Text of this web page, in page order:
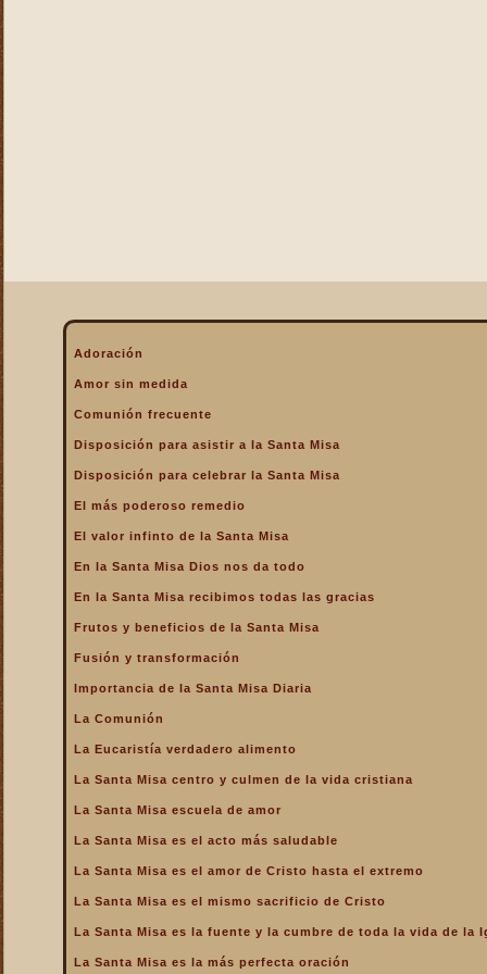
Encarnación
La Eucaristía y la Pasión
La Santa Misa a la hora de
La Santa Misa alcanza el
mayor mérito
La Santa Misa aumenta la
gloria a todos los santos
culmen de la vida cristiana
La Santa Misa centro y raíz
más saludable
La Santa Misa es el amor
compendio de todo lo
bueno que hay en la Iglesia
La Santa Misa es el mismo
y la cumbre de toda la vida
Adoración
Amor sin medida
Comunión frecuente
Disposición para asistir a la Santa Misa
Disposición para celebrar la Santa Misa
El más poderoso remedio
El valor infinto de la Santa Misa
En la Santa Misa Dios nos da todo
En la Santa Misa recibimos todas las gracias
Frutos y beneficios de la Santa Misa
Fusión y transformación
Importancia de la Santa Misa Diaria
La Comunión
La Eucaristía verdadero alimento
La Santa Misa centro y culmen de la vida cristiana
La Santa Misa escuela de amor
La Santa Misa es el acto más saludable
La Santa Misa es el amor de Cristo hasta el extremo
La Santa Misa es el mismo sacrificio de Cristo
La Santa Misa es la fuente y la cumbre de toda la vida de la
La Santa Misa es la más perfecta oración